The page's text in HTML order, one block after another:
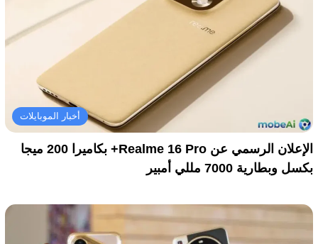
أخبار الموبايلات
الإعلان الرسمي عن Realme 16 Pro+ بكاميرا 200 ميجا
بكسل وبطارية 7000 مللي أمبير